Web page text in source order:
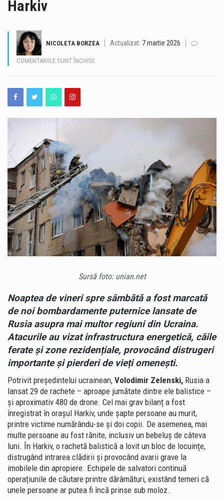
Traficul se desfășoară cu dificultate, sâmbătă dimineață, pe Autostrada A2, pe sensul București – Constanța, în urma unui accident rutier produs la kilometrul 99, în zona localității Dragoș-Vodă, județul Călărași. Potrivit Centrului INFOTRAFIC din cadrul Inspectoratului General al Poliției Române, în accident au fost implicate șase autovehicule. Acestea au fost scoase în afara benzilor de circulație, însă valorile de trafic sunt ridicate. O persoană necesită îngrijiri medicale. Polițiștii le recomandă șoferilor să circule cu atenție sporită, să evite schimbările bruște de bandă și manevrele riscante și să păstreze o distanță corespunzătoare între autovehicule. De asemenea, conducătorii auto sunt sfătuiți să nu…
Harkiv
NICOLETA BORZEA Actualizat: 7 martie 2026
COMENTARIILE SUNT ÎNCHISEPENTRU
DOI
COPII,
DUPĂ
BOMBARDAMENTE
LA
HARKIV
Sursă foto: unian.net
Noaptea de vineri spre sâmbătă a fost marcată
de noi bombardamente puternice lansate de
Rusia asupra mai multor regiuni din Ucraina.
Atacurile au vizat infrastructura energetică, căile
ferate și zone rezidențiale, provocând distrugeri
importante și pierderi de vieți omenești.
Potrivit președintelui ucrainean, Volodimir Zelenski, Rusia a
lansat 29 de rachete – aproape jumătate dintre ele balistice –
și aproximativ 480 de drone. Cel mai grav bilanț a fost
înregistrat în orașul Harkiv, unde șapte persoane au murit,
printre victime numărându-se și doi copii. De asemenea, mai
multe persoane au fost rănite, inclusiv un bebeluș de câteva
luni. În Harkiv, o rachetă balistică a lovit un bloc de locuințe,
distrugând intrarea clădirii și provocând avarii grave la
imobilele din apropiere. Echipele de salvatori continuă
operațiunile de căutare printre dărâmături, existând temeri că
unele persoane ar putea fi încă prinse sub moloz.